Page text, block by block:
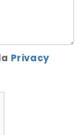
Privacy